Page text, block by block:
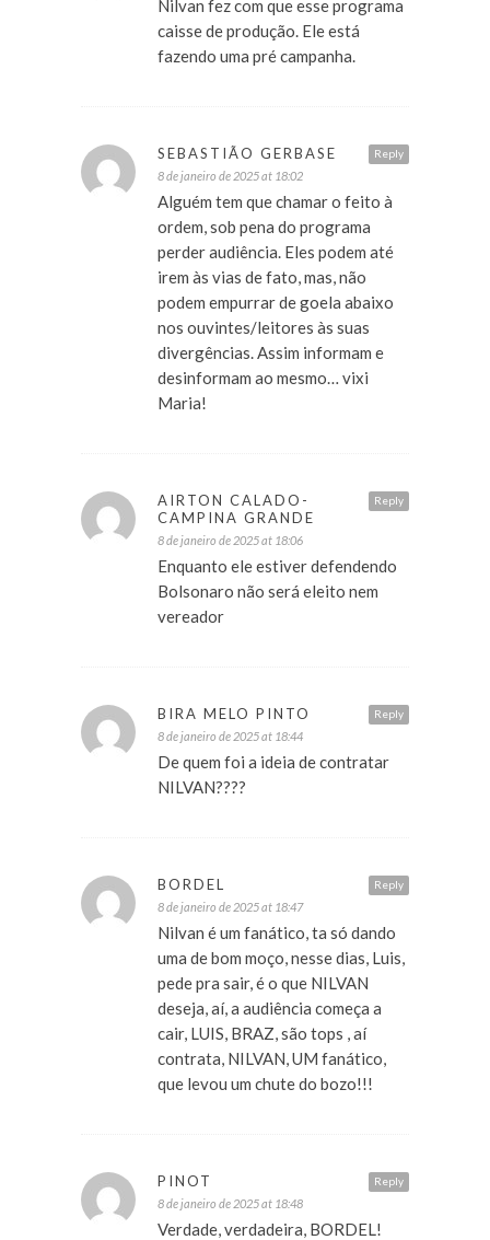
Nilvan fez com que esse programa
caisse de produção. Ele está
fazendo uma pré campanha.
Reply
SEBASTIÃO GERBASE
8 de janeiro de 2025 at 18:02
Alguém tem que chamar o feito à
ordem, sob pena do programa
perder audiência. Eles podem até
irem às vias de fato, mas, não
podem empurrar de goela abaixo
nos ouvintes/leitores às suas
divergências. Assim informam e
desinformam ao mesmo… vixi
Maria!
Reply
AIRTON CALADO-
CAMPINA GRANDE
8 de janeiro de 2025 at 18:06
Enquanto ele estiver defendendo
Bolsonaro não será eleito nem
vereador
Reply
BIRA MELO PINTO
8 de janeiro de 2025 at 18:44
De quem foi a ideia de contratar
NILVAN????
Reply
BORDEL
8 de janeiro de 2025 at 18:47
Nilvan é um fanático, ta só dando
uma de bom moço, nesse dias, Luis,
pede pra sair, é o que NILVAN
deseja, aí, a audiência começa a
cair, LUIS, BRAZ, são tops , aí
contrata, NILVAN, UM fanático,
que levou um chute do bozo!!!
Reply
PINOT
8 de janeiro de 2025 at 18:48
Verdade, verdadeira, BORDEL!